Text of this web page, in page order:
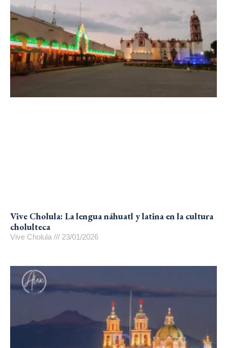
Vive Cholula: La lengua náhuatl y latina en la cultura
cholulteca
Vive Cholula 23/01/2026